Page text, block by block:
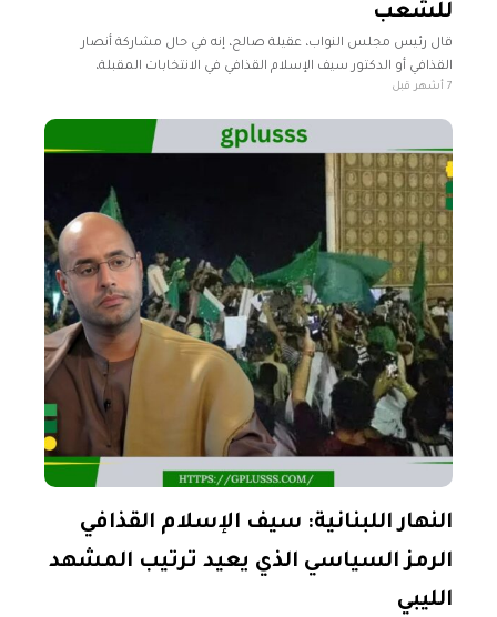
للشعب
قال رئيس مجلس النواب، عقيلة صالح، إنه في حال مشاركة أنصار
القذافي أو الدكتور سيف الإسلام القذافي في الانتخابات المقبلة،
فليشاركوا، وتكون الكلمة الفصل للشعب. وأضاف عقيلة، في مقابلة7 أشهر قبل
النهار اللبنانية: سيف الإسلام القذافي
الرمز السياسي الذي يعيد ترتيب المشهد
الليبي